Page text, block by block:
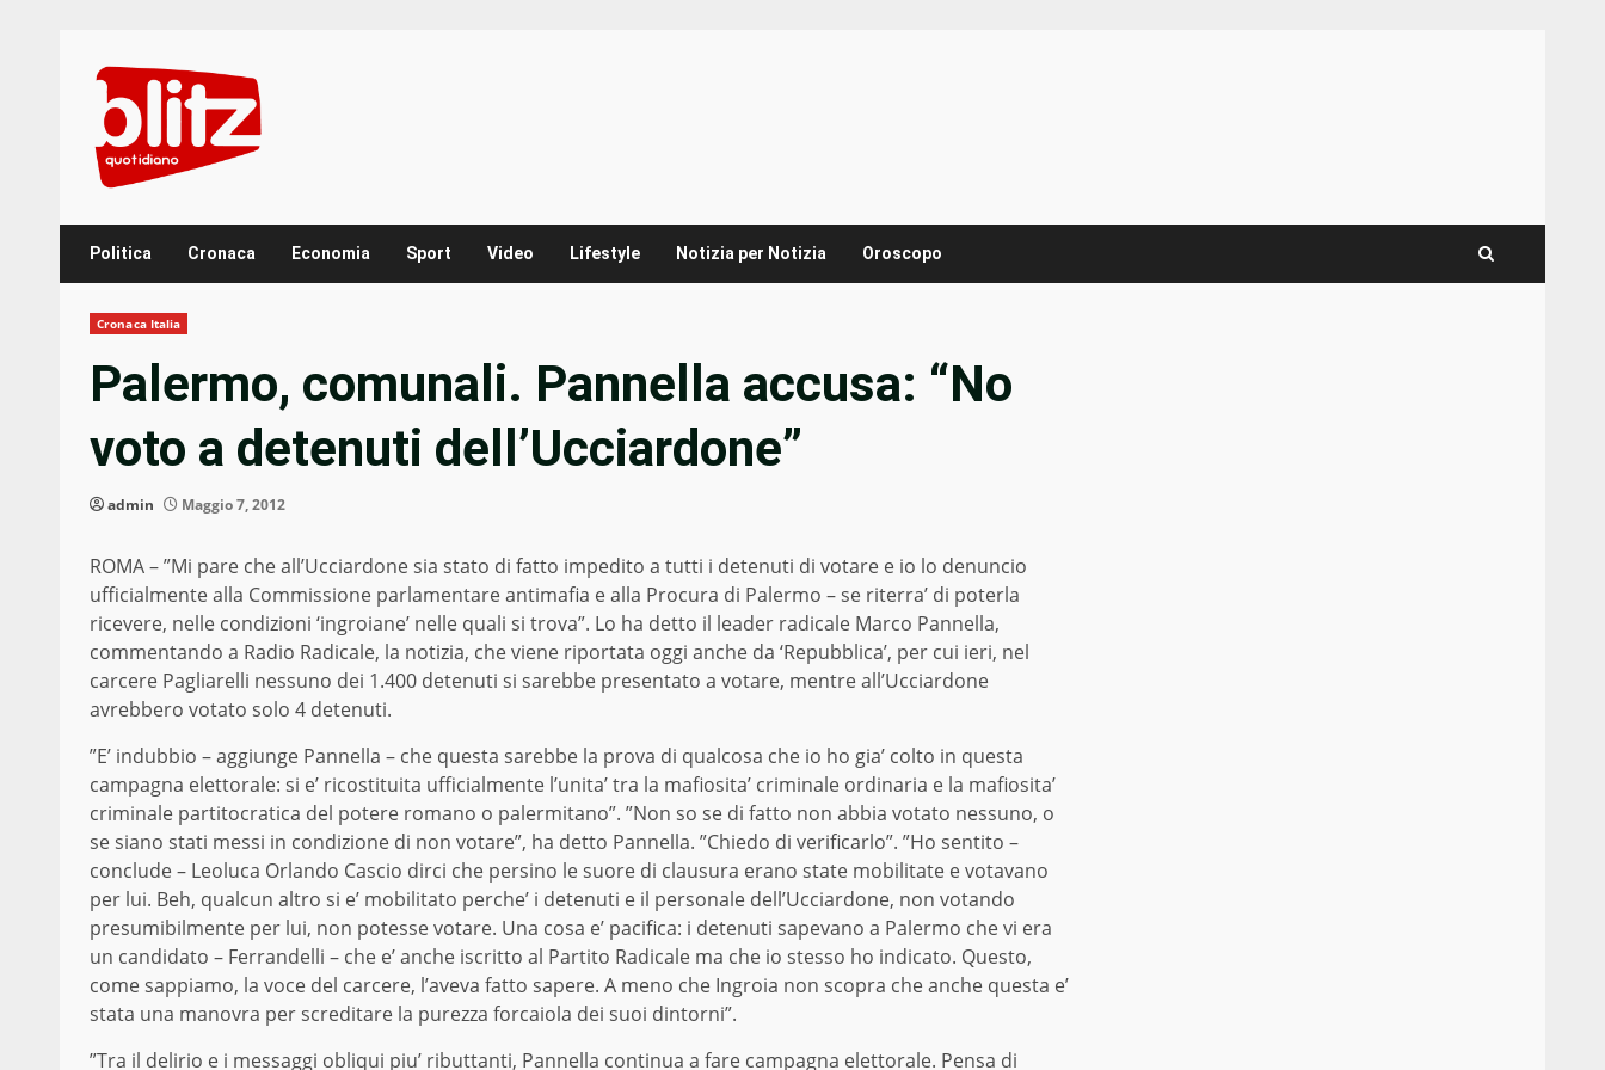
content
Politica Cronaca Economia Sport Video Lifestyle Notizia per Notizia Oroscopo
Cronaca Italia
Palermo, comunali. Pannella accusa: “No
voto a detenuti dell’Ucciardone”
admin Maggio 7, 2012
ROMA – ”Mi pare che all’Ucciardone sia stato di fatto impedito a tutti i detenuti di votare e io lo denuncio
ufficialmente alla Commissione parlamentare antimafia e alla Procura di Palermo – se riterra’ di poterla
ricevere, nelle condizioni ‘ingroiane’ nelle quali si trova”. Lo ha detto il leader radicale Marco Pannella,
commentando a Radio Radicale, la notizia, che viene riportata oggi anche da ‘Repubblica’, per cui ieri, nel
carcere Pagliarelli nessuno dei 1.400 detenuti si sarebbe presentato a votare, mentre all’Ucciardone
avrebbero votato solo 4 detenuti.
”E’ indubbio – aggiunge Pannella – che questa sarebbe la prova di qualcosa che io ho gia’ colto in questa
campagna elettorale: si e’ ricostituita ufficialmente l’unita’ tra la mafiosita’ criminale ordinaria e la mafiosita’
criminale partitocratica del potere romano o palermitano”. ”Non so se di fatto non abbia votato nessuno, o
se siano stati messi in condizione di non votare”, ha detto Pannella. ”Chiedo di verificarlo”. ”Ho sentito –
conclude – Leoluca Orlando Cascio dirci che persino le suore di clausura erano state mobilitate e votavano
per lui. Beh, qualcun altro si e’ mobilitato perche’ i detenuti e il personale dell’Ucciardone, non votando
presumibilmente per lui, non potesse votare. Una cosa e’ pacifica: i detenuti sapevano a Palermo che vi era
un candidato – Ferrandelli – che e’ anche iscritto al Partito Radicale ma che io stesso ho indicato. Questo,
come sappiamo, la voce del carcere, l’aveva fatto sapere. A meno che Ingroia non scopra che anche questa e’
stata una manovra per screditare la purezza forcaiola dei suoi dintorni”.
”Tra il delirio e i messaggi obliqui piu’ ributtanti, Pannella continua a fare campagna elettorale. Pensa di